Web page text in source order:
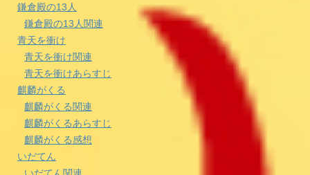
鎌倉殿の13人
鎌倉殿の13人関連
青天を衝け
青天を衝け関連
青天を衝けあらすじ
麒麟がくる
麒麟がくる関連
麒麟がくるあらすじ
麒麟がくる感想
いだてん
いだてん関連